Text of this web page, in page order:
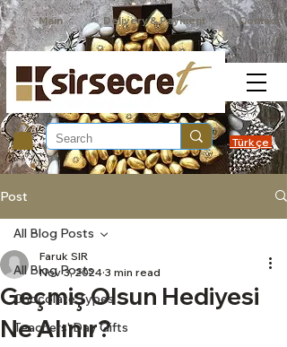
Main Delivery & Payment Contact
Türkçe
Post
All Blog Posts
Chocolate Types
Teachers' Day Gifts
All Blog Posts
Geçmiş Olsun Hediyesi
Ne Alınır?
Faruk SIR
Nov 3, 2024 3 min read